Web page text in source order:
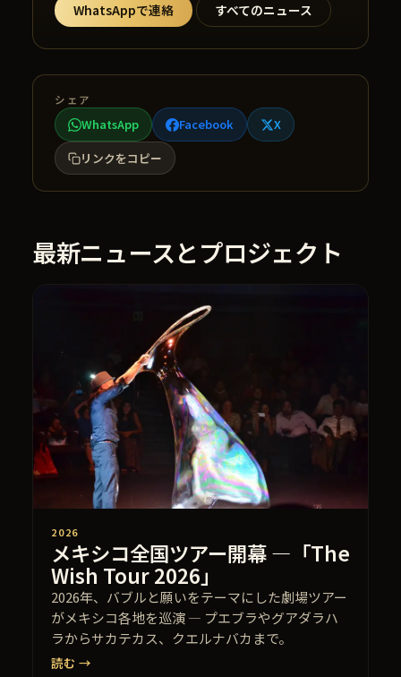
WhatsAppで連絡 すべてのニュース
シェア
WhatsApp Facebook
X
リンクをコピー
最新ニュースとプロジェクト
2026
メキシコ全国ツアー開幕 —「The
Wish Tour 2026」
2026年、バブルと願いをテーマにした劇場ツアー
がメキシコ各地を巡演 — プエブラやグアダラハ
ラからサカテカス、クエルナバカまで。
読む →